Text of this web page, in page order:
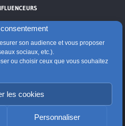
son audience et vous proposer
sociaux, etc.).
ou choisir ceux que vous souhaitez
les cookies
Personnaliser
les cookies de
sociaux et activer ce
des évêques de France